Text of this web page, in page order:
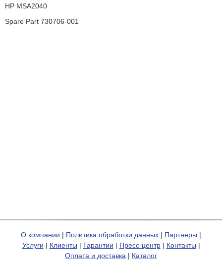
HP MSA2040
Spare Part 730706-001
О компании | Политика обработки данных | Партнеры |
Услуги | Клиенты | Гарантии | Пресс-центр| Контакты |
Оплата и доставка | Каталог